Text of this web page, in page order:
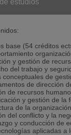
ECTS
que
Master obtendrán el
general del
y Dirección de
que constituyen el
estudios
base (54 créditos
y gestión de
del trabajo y
conceptuales de
de dirección
de recursos
y gestión de la
de la organización
del conflicto y la
y conducción de
aplicadas a